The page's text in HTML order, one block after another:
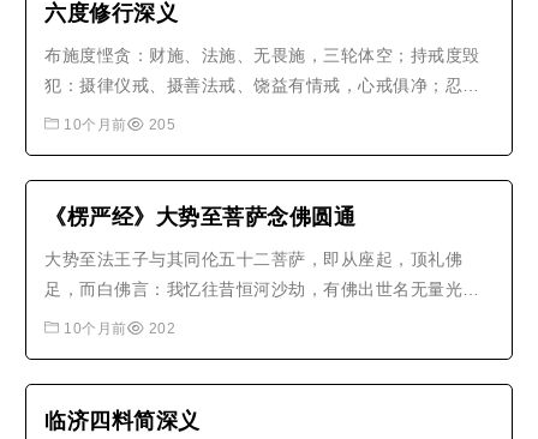
六度修行深义
布施度悭贪：财施、法施、无畏施，三轮体空；持戒度毁
犯：摄律仪戒、摄善法戒、饶益有情戒，心戒俱净；忍辱
度嗔恚：耐怨害忍、安受苦忍、谛察法忍，无生法忍；精
度愚痴：闻所成慧、思所成慧、修..
10个月前 205
《楞严经》大势至菩萨念佛圆通
大势至法王子与其同伦五十二菩萨，即从座起，顶礼佛
足，而白佛言：我忆往昔恒河沙劫，有佛出世名无量光，
十二如来相继一劫，其最后佛名超日月光，彼佛教我念佛
生，同于形影，不相乖异。十方如来..
10个月前 202
临济四料简深义